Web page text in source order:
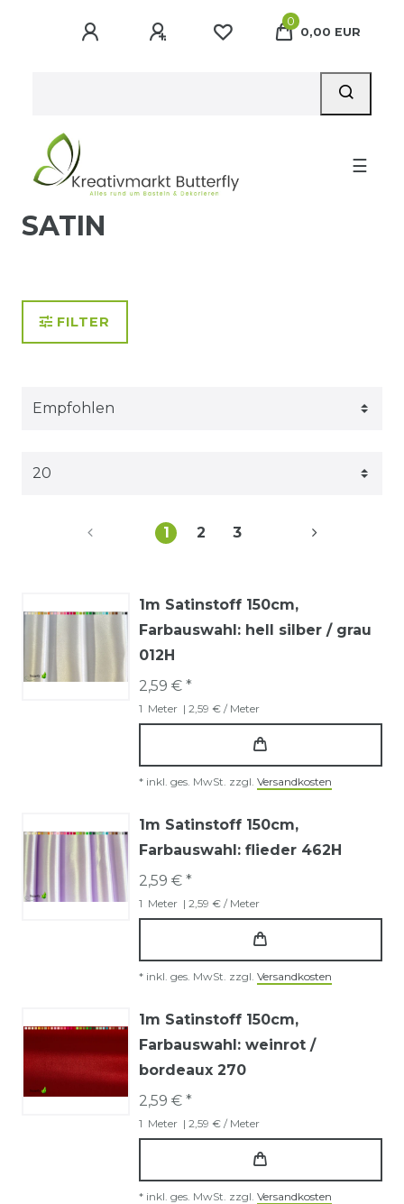
0
0,00 EUR
☰
SATIN
FILTER
1 2 3
1m Satinstoff 150cm,
Farbauswahl: hell silber / grau
012H
2,59 € *
1 Meter | 2,59 € / Meter
* inkl. ges. MwSt. zzgl. Versandkosten
1m Satinstoff 150cm,
Farbauswahl: flieder 462H
2,59 € *
1 Meter | 2,59 € / Meter
* inkl. ges. MwSt. zzgl. Versandkosten
1m Satinstoff 150cm,
Farbauswahl: weinrot /
bordeaux 270
2,59 € *
1 Meter | 2,59 € / Meter
* inkl. ges. MwSt. zzgl. Versandkosten